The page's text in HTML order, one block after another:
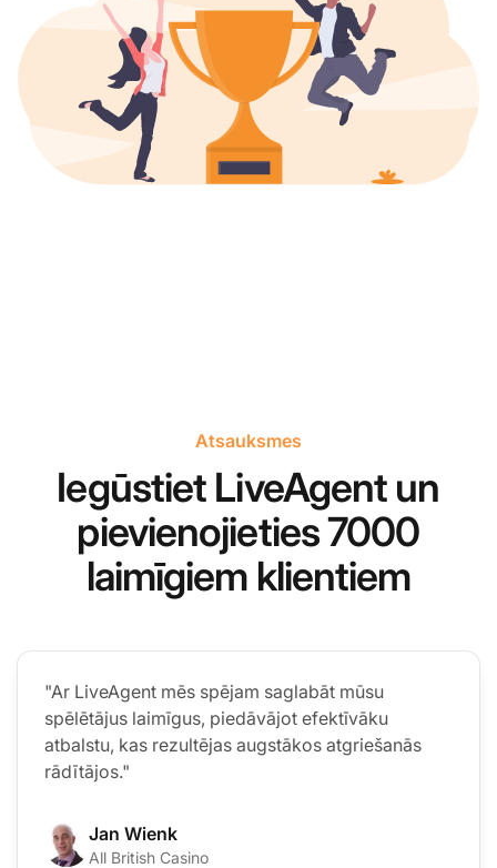
Atsauksmes
Iegūstiet LiveAgent un
pievienojieties 7000
laimīgiem klientiem
"Ar LiveAgent mēs spējam saglabāt mūsu
spēlētājus laimīgus, piedāvājot efektīvāku
atbalstu, kas rezultējas augstākos atgriešanās
rādītājos."
Jan Wienk
All British Casino